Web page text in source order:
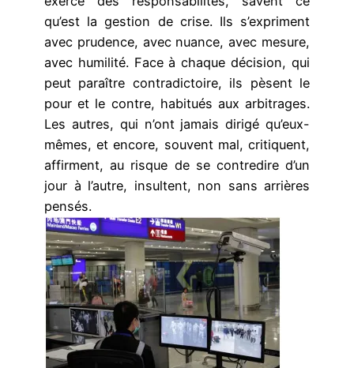
qu’est la gestion de crise. Ils s’expriment
avec prudence, avec nuance, avec mesure,
avec humilité. Face à chaque décision, qui
peut paraître contradictoire, ils pèsent le
pour et le contre, habitués aux arbitrages.
Les autres, qui n’ont jamais dirigé qu’eux-
mêmes, et encore, souvent mal, critiquent,
affirment, au risque de se contredire d’un
jour à l’autre, insultent, non sans arrières
pensés.